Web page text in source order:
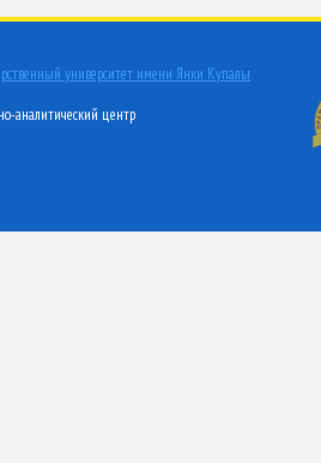
университет имени Янки Купалы
аналитический центр